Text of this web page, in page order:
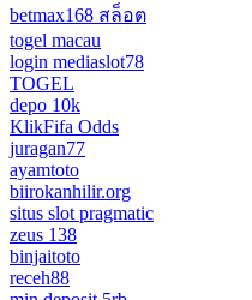
betmax168 สล็อต
togel macau
login mediaslot78
TOGEL
depo 10k
KlikFifa Odds
juragan77
ayamtoto
biirokanhilir.org
situs slot pragmatic
zeus 138
binjaitoto
receh88